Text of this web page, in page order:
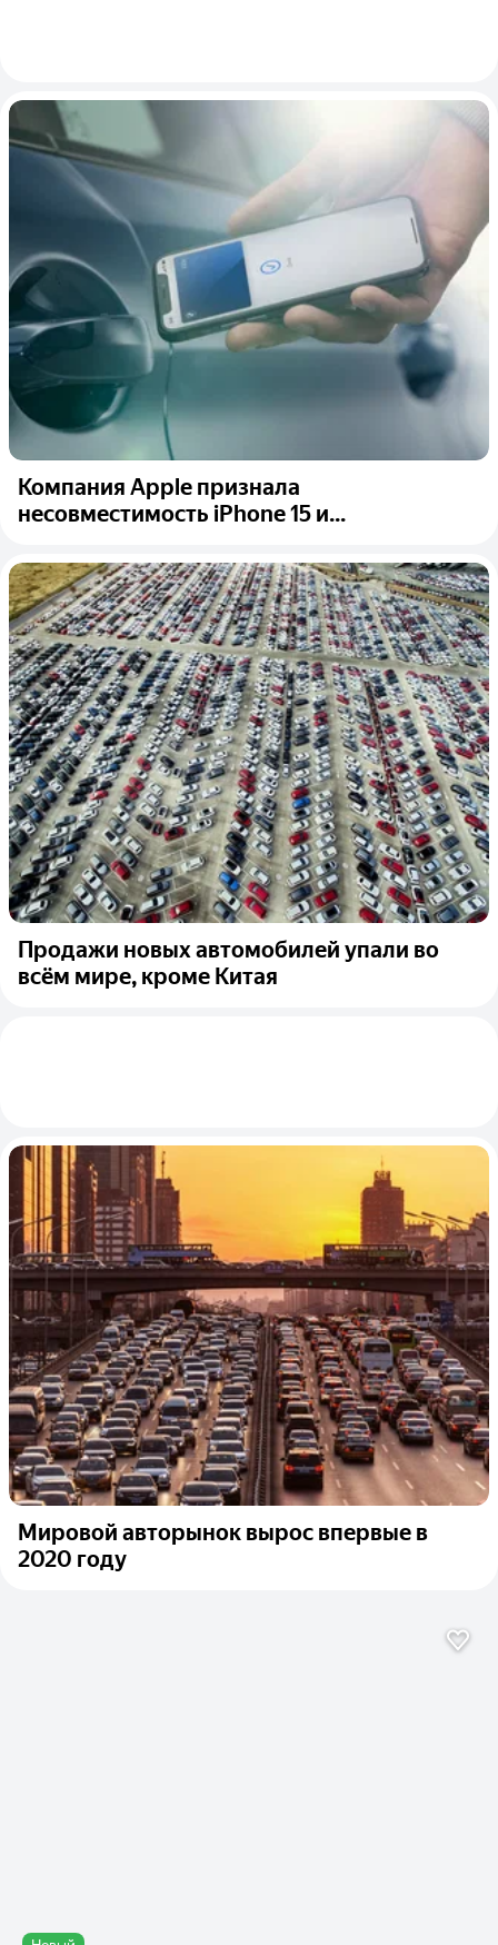
Компания Apple признала
несовместимость iPhone 15 и...
Продажи новых автомобилей упали во
всём мире, кроме Китая
Мировой авторынок вырос впервые в
2020 году